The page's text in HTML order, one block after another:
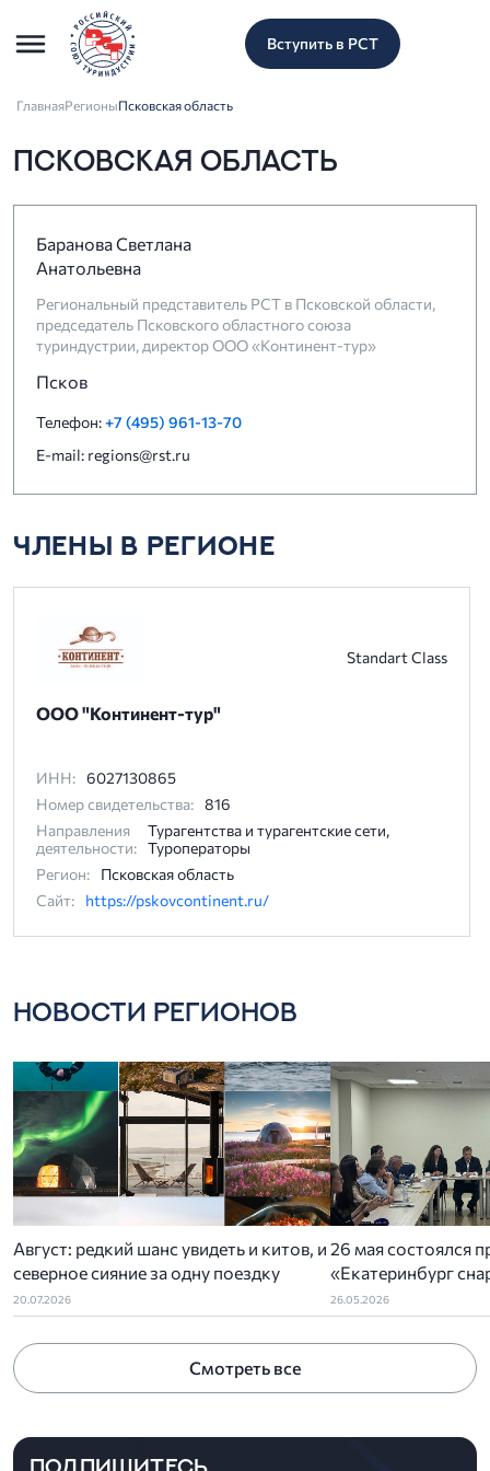
Вступить в РСТ
ГлавнаяРегионыПсковская область
ПСКОВСКАЯ ОБЛАСТЬ
Баранова Светлана
Анатольевна
Региональный представитель РСТ в Псковской области,
председатель Псковского областного союза
туриндустрии, директор ООО «Континент-тур»
Псков
Телефон:+7 (495) 961-13-70
E-mail: regions@rst.ru
ЧЛЕНЫ В РЕГИОНЕ
Standart Class
ООО "Континент-тур"
ИНН: 6027130865
Номер свидетельства: 816
Направления
деятельности:
Турагентства и турагентские сети,
Туроператоры
Регион:
Псковская область
Сайт:
https://pskovcontinent.ru/
НОВОСТИ РЕГИОНОВ
Август: редкий шанс увидеть и китов, и
северное сияние за одну поездку
20.07.2026
26 мая состоялся
«Екатеринбург
организованный
отделением РСТ-
ассоциацией
администрацией
26.05.2026
Смотреть все
ПОДПИШИТЕСЬ